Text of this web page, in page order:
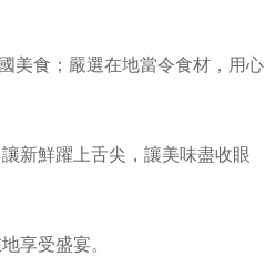
美食；嚴選在地當令食材，用心
新鮮躍上舌尖，讓美味盡收眼
享受盛宴。